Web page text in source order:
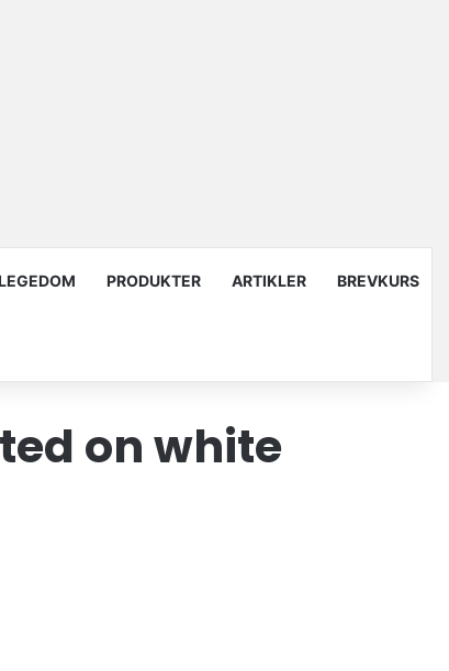
PRODUKTER ARTIKLER BREVKURS
on white